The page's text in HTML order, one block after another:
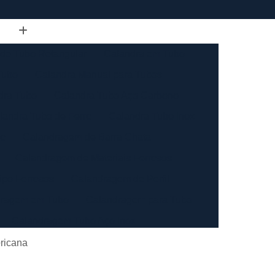
Inox